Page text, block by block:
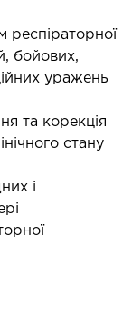
респіраторної
бойових,
уражень
та корекція
стану
і